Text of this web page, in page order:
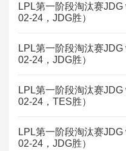
LPL第一阶段淘汰赛
02-24，JDG胜）
LPL第一阶段淘汰赛
02-24，JDG胜）
LPL第一阶段淘汰赛
02-24，TES胜）
LPL第一阶段淘汰赛
02-24，JDG胜）